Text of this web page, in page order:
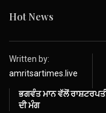
Hot News
Written by:
amritsartimes.live
ਭਗਵੰਤ ਮਾਨ ਵੱਲੋਂ
ਦੀ ਮੰਗ